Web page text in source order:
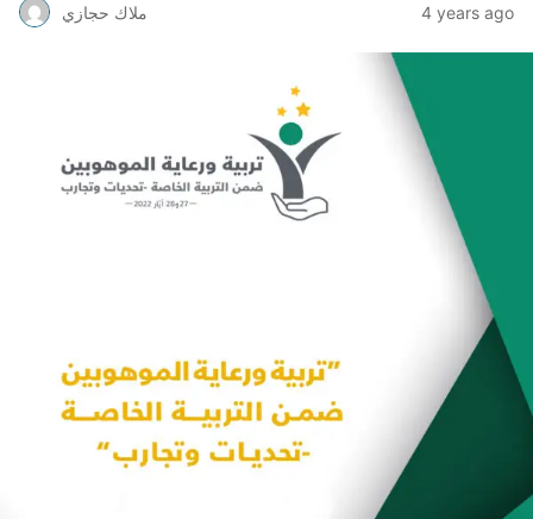
ملاك حجازي 4 years ago